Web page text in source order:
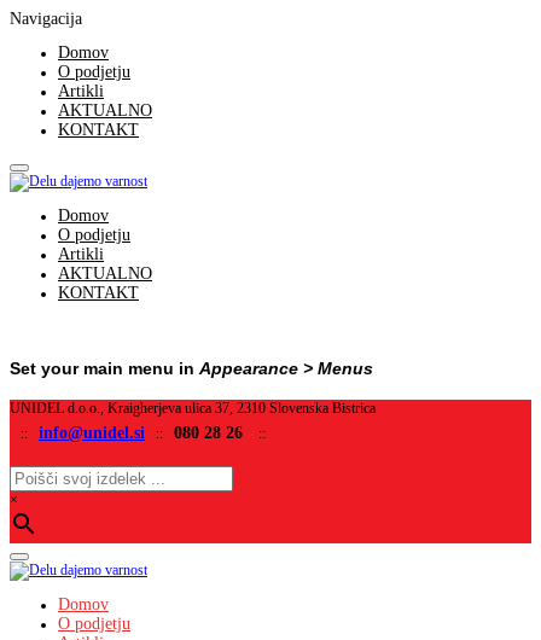
Navigacija
Domov
O podjetju
Artikli
AKTUALNO
KONTAKT
Domov
O podjetju
Artikli
AKTUALNO
KONTAKT
Set your main menu in Appearance > Menus
UNIDEL d.o.o., Kraigherjeva ulica 37, 2310 Slovenska Bistrica
:: info@unidel.si :: 080 28 26 ::
×
Domov
O podjetju